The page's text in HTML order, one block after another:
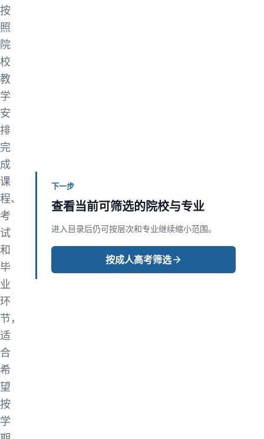
按
照
院
校
教
学
安
排
完
成
课
程、
考
试
和
毕
业
环
节，
适
合
希
望
按
学
下一步
查看当前可筛选的院校与专业
进入目录后仍可按层次和专业继续缩小范围。
按成人高考筛选